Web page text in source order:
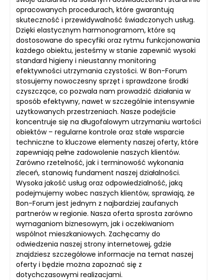
opracowanych procedurach, które gwarantują
skuteczność i przewidywalność świadczonych usług.
Dzięki elastycznym harmonogramom, które są
dostosowane do specyfiki oraz rytmu funkcjonowania
każdego obiektu, jesteśmy w stanie zapewnić wysoki
standard higieny i nieustanny monitoring
efektywności utrzymania czystości. W Bon-Forum
stosujemy nowoczesny sprzęt i sprawdzone środki
czyszczące, co pozwala nam prowadzić działania w
sposób efektywny, nawet w szczególnie intensywnie
użytkowanych przestrzeniach. Nasze podejście
koncentruje się na długofalowym utrzymaniu wartości
obiektów – regularne kontrole oraz stałe wsparcie
techniczne to kluczowe elementy naszej oferty, które
zapewniają pełne zadowolenie naszych klientów.
Zarówno rzetelność, jak i terminowość wykonania
zleceń, stanowią fundament naszej działalności.
Wysoka jakość usług oraz odpowiedzialność, jaką
podejmujemy wobec naszych klientów, sprawiają, że
Bon-Forum jest jednym z najbardziej zaufanych
partnerów w regionie. Nasza oferta sprosta zarówno
wymaganiom biznesowym, jak i oczekiwaniom
wspólnot mieszkaniowych. Zachęcamy do
odwiedzenia naszej strony internetowej, gdzie
znajdziesz szczegółowe informacje na temat naszej
oferty i będzie można zapoznać się z
dotychczasowymi realizacjami.